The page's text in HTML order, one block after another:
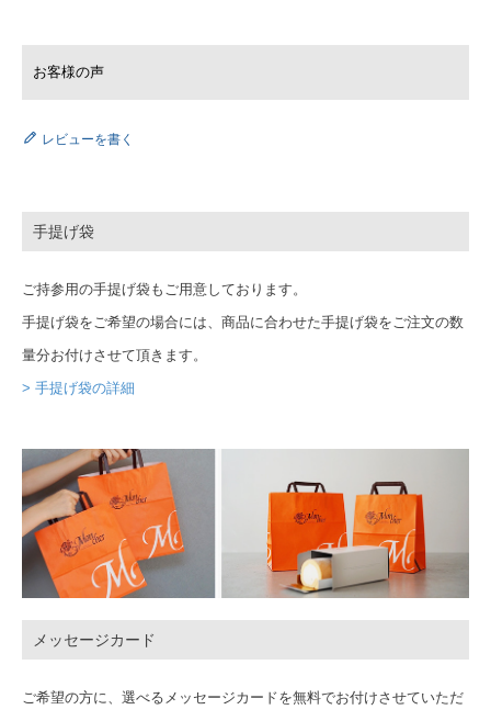
レビューを書く
手提げ袋
ご持参用の手提げ袋もご用意しております。
手提げ袋をご希望の場合には、商品に合わせた手提げ袋をご注文の数
量分お付けさせて頂きます。
> 手提げ袋の詳細
メッセージカード
ご希望の方に、選べるメッセージカードを無料でお付けさせていただ